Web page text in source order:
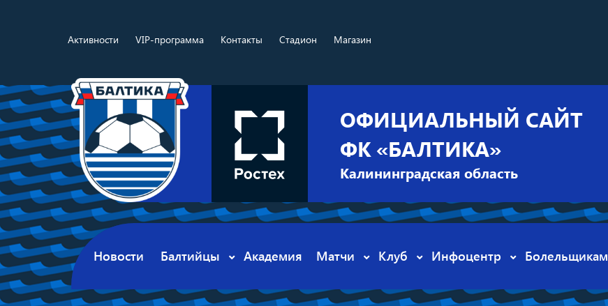
Активности VIP-программа Контакты Стадион Магазин
ОФИЦИАЛЬНЫЙ САЙТ
ФК «БАЛТИКА»
Калининградская область
Новости Балтийцы Академия Матчи Клуб Инфоцентр Болельщикам